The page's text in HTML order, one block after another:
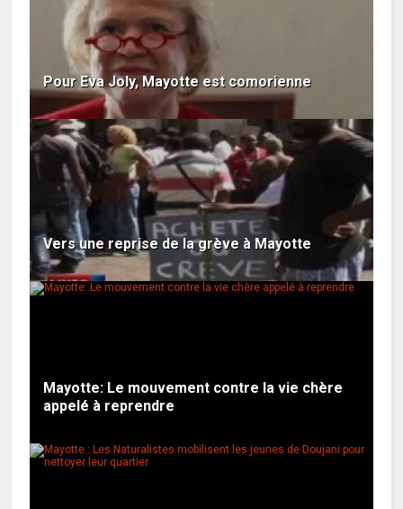
Pour Eva Joly, Mayotte est comorienne
Vers une reprise de la grève à Mayotte
Mayotte: Le mouvement contre la vie chère
appelé à reprendre